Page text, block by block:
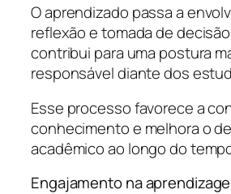
O aprendizado passa a
reflexão e tomada de
contribui para uma postura
responsável diante dos
Esse processo favorece a
conhecimento e melhora o
acadêmico ao longo do
Engajamento na